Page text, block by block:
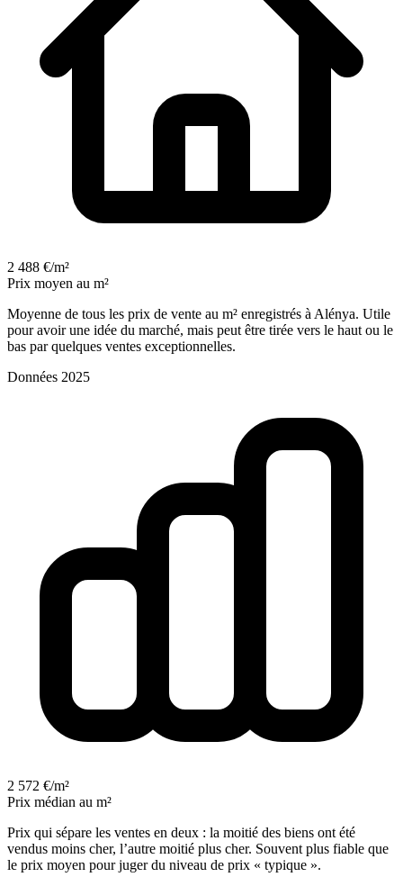
2 488 €/m²
Prix moyen au m²
Moyenne de tous les prix de vente au m² enregistrés à Alénya. Utile
pour avoir une idée du marché, mais peut être tirée vers le haut ou le
bas par quelques ventes exceptionnelles.
Données 2025
2 572 €/m²
Prix médian au m²
Prix qui sépare les ventes en deux : la moitié des biens ont été
vendus moins cher, l’autre moitié plus cher. Souvent plus fiable que
le prix moyen pour juger du niveau de prix « typique ».